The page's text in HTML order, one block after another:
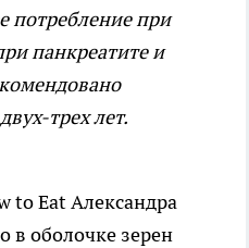
потребление при
панкреатите и
трех лет.
to Eat Александра
в оболочке зерен